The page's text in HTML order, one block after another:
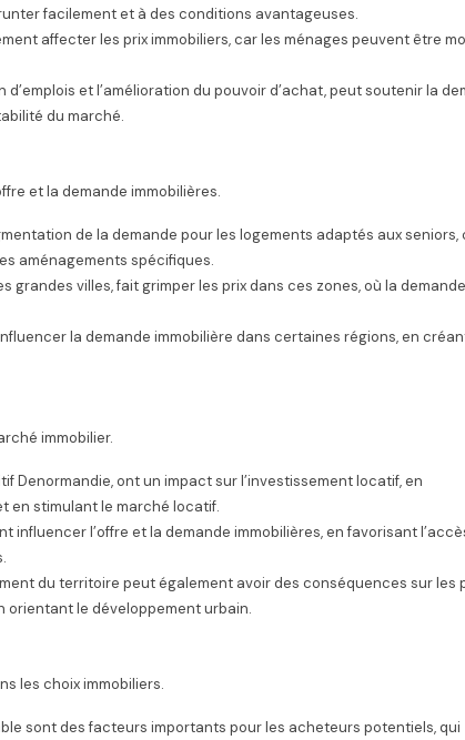
facilement et à des conditions avantageuses.
affecter les prix immobiliers, car les ménages peuvent être
et l’amélioration du pouvoir d’achat, peut soutenir la
du marché.
et la demande immobilières.
de la demande pour les logements adaptés aux seniors,
aménagements spécifiques.
grandes villes, fait grimper les prix dans ces zones, où la
la demande immobilière dans certaines régions, en
immobilier.
Denormandie, ont un impact sur l’investissement locatif, en
en stimulant le marché locatif.
l’offre et la demande immobilières, en favorisant
du territoire peut également avoir des conséquences sur les
orientant le développement urbain.
les choix immobiliers.
sont des facteurs importants pour les acheteurs potentiels, qui